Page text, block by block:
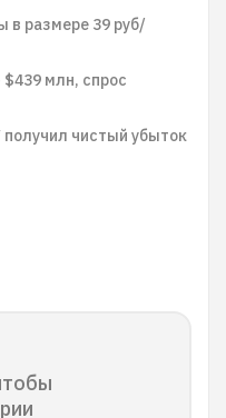
в размере 39 руб/
млн, спрос
получил чистый убыток